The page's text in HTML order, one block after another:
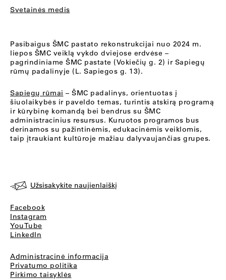
Svetainės medis
Pasibaigus ŠMC pastato rekonstrukcijai nuo 2024 m.
liepos ŠMC veiklą vykdo dviejose erdvėse –
pagrindiniame ŠMC pastate (Vokiečių g. 2) ir Sapiegų
rūmų padalinyje (L. Sapiegos g. 13).
Sapiegų rūmai – ŠMC padalinys, orientuotas į
šiuolaikybės ir paveldo temas, turintis atskirą programą
ir kūrybinę komandą bei bendrus su ŠMC
administracinius resursus. Kuruotos programos bus
derinamos su pažintinėmis, edukacinėmis veiklomis,
taip įtraukiant kultūroje mažiau dalyvaujančias grupes.
Užsisakykite naujienlaiškį
Facebook
Instagram
YouTube
LinkedIn
Administracinė informacija
Privatumo politika
Pirkimo taisyklės